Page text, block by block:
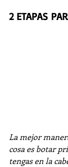
2 ETAPAS
La mejor
cosa es botar
tengas en la